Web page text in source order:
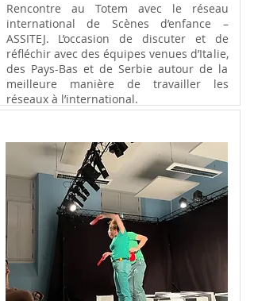
Rencontre au Totem avec le réseau
international de Scènes d’enfance –
ASSITEJ. L’occasion de discuter et de
réfléchir avec des équipes venues d’Italie,
des Pays-Bas et de Serbie autour de la
meilleure manière de travailler les
réseaux à l’international.